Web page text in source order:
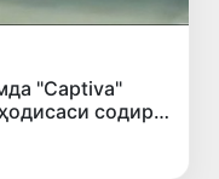
"Captiva"
содир